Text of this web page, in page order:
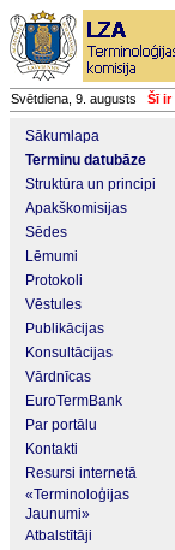
Svētdiena, 9. augusts Šī ir
Sākumlapa
Terminu datubāze
Struktūra un principi
Apakškomisijas
Sēdes
Lēmumi
Protokoli
Vēstules
Publikācijas
Konsultācijas
Vārdnīcas
EuroTermBank
Par portālu
Kontakti
Resursi internetā
«Terminoloģijas
Jaunumi»
Atbalstītāji